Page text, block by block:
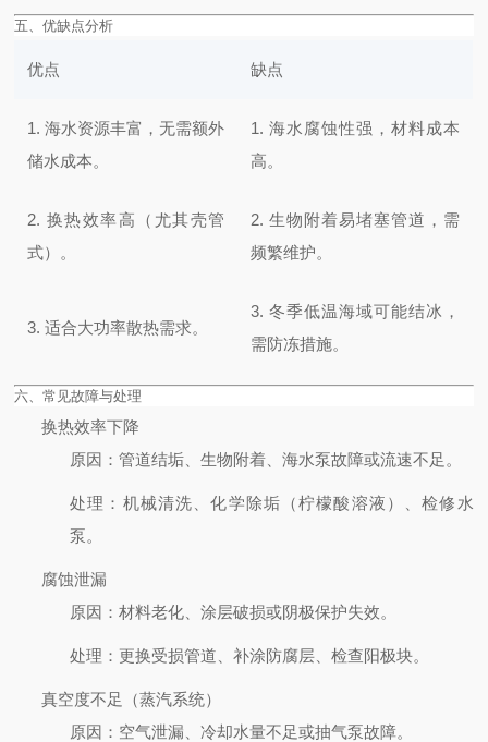
五、优缺点分析
优点 缺点
1. 海水资源丰富，无需额外
储水成本。
1. 海水腐蚀性强，材料成本
高。
2. 换热效率高（尤其壳管
式）。
2. 生物附着易堵塞管道，需
频繁维护。
3. 适合大功率散热需求。
3. 冬季低温海域可能结冰，
需防冻措施。
六、常见故障与处理
换热效率下降
原因 ：管道结垢、生物附着、海水泵故障或流速不足。
处理 ：机械清洗、化学除垢（柠檬酸溶液）、检修水
泵。
腐蚀泄漏
原因 ：材料老化、涂层破损或阴极保护失效。
处理 ：更换受损管道、补涂防腐层、检查阳极块。
真空度不足（蒸汽系统）
原因 ：空气泄漏、冷却水量不足或抽气泵故障。